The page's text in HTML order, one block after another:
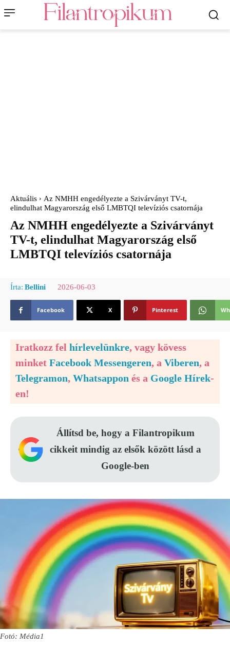
Aktuális
Az NMHH engedélyezte a Szivárványt TV-t,
elindulhat Magyarország első LMBTQI televíziós csatornája
Az NMHH engedélyezte a Szivárványt
TV-t, elindulhat Magyarország első
LMBTQI televíziós csatornája
Írta: Bellini 2026-06-03
Facebook X Pinterest
Iratkozz fel hírlevelünkre, vagy kövess
minket Facebook Messengeren, a Viberen, a
Telegramon, Whatsappon és a Google Hírek-
en!
Állítsd be, hogy a Filantropikum
cikkeit mindig az elsők között lásd a
Google-ben
Fotó: Média1